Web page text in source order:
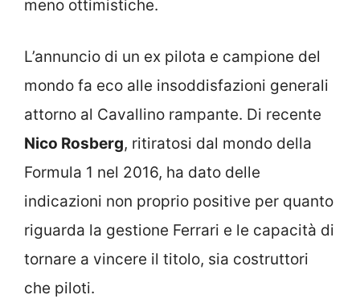
meno ottimistiche.
L’annuncio di un ex pilota e campione del
mondo fa eco alle insoddisfazioni generali
attorno al Cavallino rampante. Di recente
Nico Rosberg, ritiratosi dal mondo della
Formula 1 nel 2016, ha dato delle
indicazioni non proprio positive per quanto
riguarda la gestione Ferrari e le capacità di
tornare a vincere il titolo, sia costruttori
che piloti.